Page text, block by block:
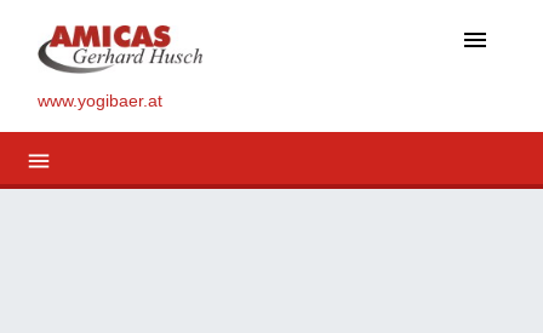
menu
www.yogibaer.at
menu